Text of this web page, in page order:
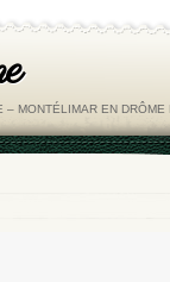
MONTÉLIMAR EN DRÔME